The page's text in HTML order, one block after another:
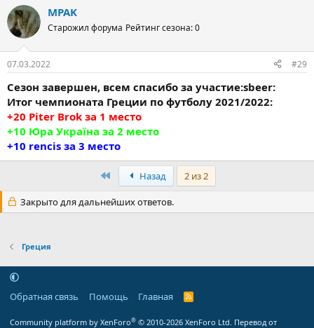
MPAK
Старожил форума Рейтинг сезона: 0
07.03.2022 #29
Сезон завершен, всем спасибо за участие:sbeer:
Итог чемпионата Греции по футболу 2021/2022:
+20 Piter Brok за 1 место
+10 Юра Україна за 2 место
+10 rencis за 3 место
ПервыйНазад 2 из 2
Закрыто для дальнейших ответов.
Греция
Обратная связь Помощь Главная
R
Community platform by XenForo® © 2010-2026 XenForo Ltd. Перевод от